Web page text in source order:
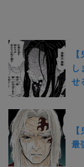
せ
最